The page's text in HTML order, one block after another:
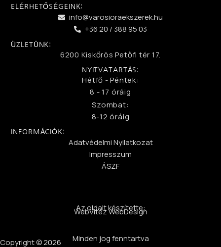
ELÉRHETŐSÉGEINK:
info@varosioraekszerek.hu
+36 20 / 388 95 03
ÜZLETÜNK:
6200 Kiskőrös Petőfi tér 17.
NYITVATARTÁS:
Hétfő - Péntek:
8 - 17 óráig
Szombat:
8-12 óráig
INFORMÁCIÓK:
Adatvédelmi Nyilatkozat
Impresszum
ÁSZF
Az oldalt készítette:
WebVitéz WebDesign
Minden jog fenntartva
Copyright © 2026